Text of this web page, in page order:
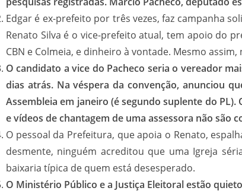
Edgar é ex-prefeito por três vezes, faz campanha
Renato Silva é o vice-prefeito atual, tem apoio do
CBN e Colmeia, e dinheiro à vontade. Mesmo assim,
O candidato a vice do Pacheco seria o vereador
dias atrás. Na véspera da convenção, anunciou
Assembleia em janeiro (é segundo suplente do
e vídeos de chantagem de uma assessora não são
O pessoal da Prefeitura, que apoia o Renato,
desmente, ninguém acreditou que uma Igreja
baixaria típica de quem está desesperado.
O Ministério Público e a Justiça Eleitoral estão